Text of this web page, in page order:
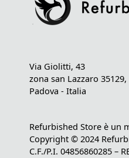
Via Giolitti, 43
zona san Lazzaro 35129,
Padova - Italia
Refurbished Store è un
Copyright © 2024
C.F./P.I. 04856860285 –